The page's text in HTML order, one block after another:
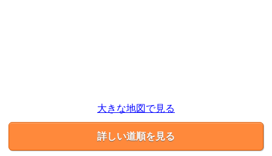
大きな地図で見る
詳しい道順を見る